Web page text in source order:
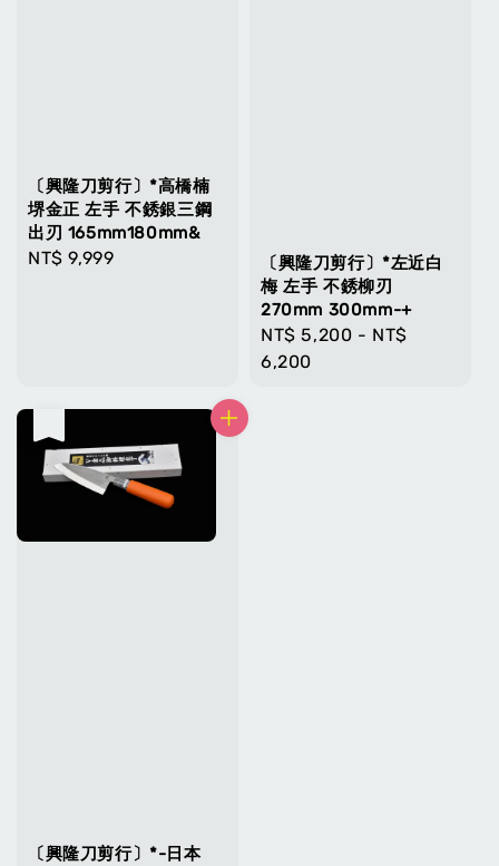
〔興隆刀剪行〕*高橋楠
堺金正 左手 不銹銀三鋼
出刃 165mm180mm&
Regular
NT$ 9,999
〔興隆刀剪行〕*左近白
梅 左手 不銹柳刃
270mm 300mm-+
Regular
price
NT$ 5,200 - NT$
6,200
〔興隆刀剪行〕*-日本